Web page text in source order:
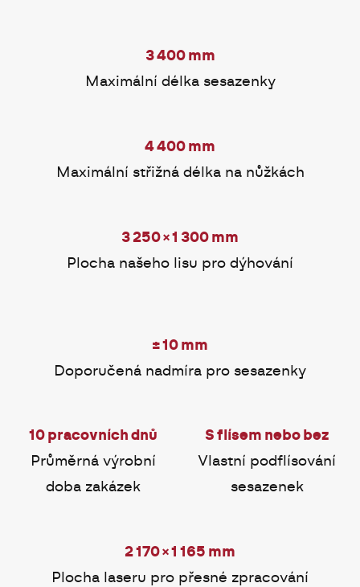
3 400 mm
Maximální délka sesazenky
4 400 mm
Maximální střižná délka na nůžkách
3 250 × 1 300 mm
Plocha našeho lisu pro dýhování
± 10 mm
Doporučená nadmíra pro sesazenky
10 pracovních dnů
Průměrná výrobní
doba zakázek
S flísem nebo bez
Vlastní podflísování
sesazenek
2 170 × 1 165 mm
Plocha laseru pro přesné zpracování